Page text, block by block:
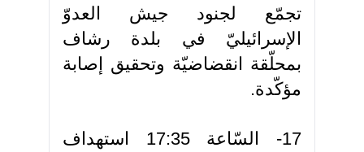
تجمّع لجنود جيش العدوّ
الإسرائيليّ في بلدة رشاف
بمحلّقة انقضاضيّة وتحقيق إصابة
مؤكّدة.
17- السّاعة 17:35 استهداف